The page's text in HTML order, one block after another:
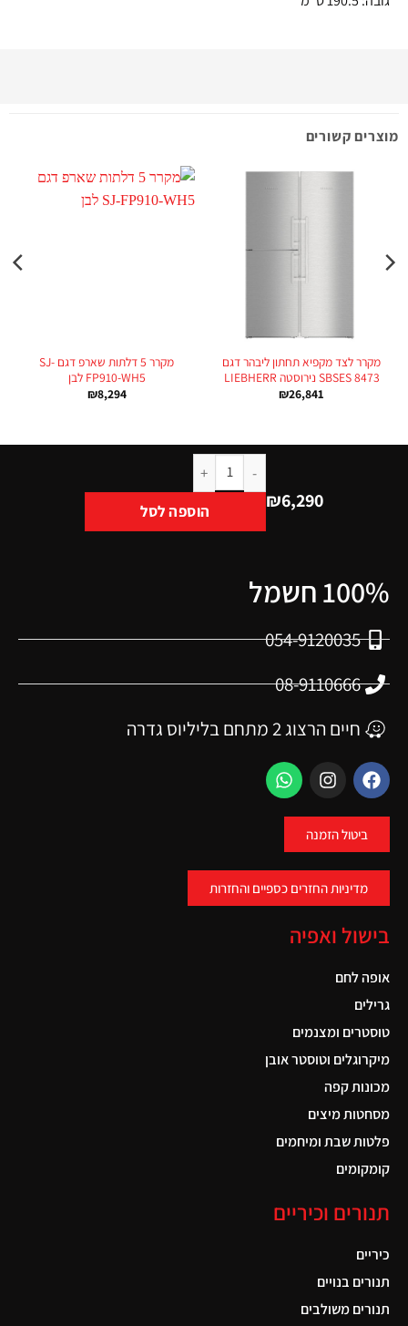
מוצרים קשורים
מקרר לצד מקפיא תחתון ליבהר דגם
SBSES 8473 נירוסטה LIEBHERR
₪26,841
מקרר 5 דלתות שארפ דגם SJ-
FP910-WH5 לבן
₪8,294
₪6,290 הוספה לסל
100% חשמל
054-9120035
08-9110666
חיים הרצוג 2 מתחם בליליוס גדרה
ביטול הזמנה
מדיניות החזרים כספיים והחזרות
בישול ואפיה
אופה לחם
גרילים
טוסטרים ומצנמים
מיקרוגלים וטוסטר אובן
מכונות קפה
מסחטות מיצים
פלטות שבת ומיחמים
קומקומים
תנורים וכיריים
כיריים
תנורים בנויים
תנורים משולבים